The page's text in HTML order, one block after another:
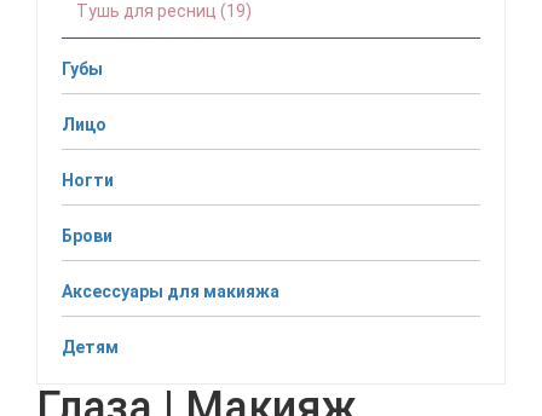
Тушь для ресниц (19)
Губы
Лицо
Ногти
Брови
Аксессуары для макияжа
Детям